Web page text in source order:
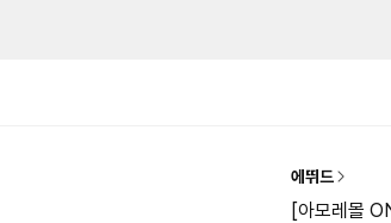
에뛰드
[아모레몰